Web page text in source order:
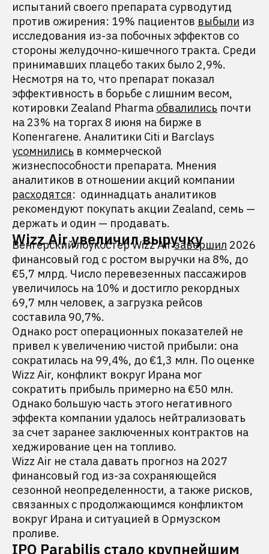
испытаний своего препарата сурводутид
против ожирения: 19% пациентов выбыли из
исследования из-за побочных эффектов со
стороны желудочно-кишечного тракта. Среди
принимавших плацебо таких было 2,9%.
Несмотря на то, что препарат показал
эффективность в борьбе с лишним весом,
котировки Zealand Pharma обвалились почти
на 23% на торгах 8 июня на бирже в
Копенгагене. Аналитики Citi и Barclays
усомнились в коммерческой
жизнеспособности препарата. Мнения
аналитиков в отношении акций компании
расходятся: одиннадцать аналитиков
рекомендуют покупать акции Zealand, семь —
держать и один — продавать.
Wizz Air увеличил выручку
Венгерский лоукостер Wizz Airзавершил 2026
финансовый год с ростом выручки на 8%, до
€5,7 млрд. Число перевезенных пассажиров
увеличилось на 10% и достигло рекордных
69,7 млн человек, а загрузка рейсов
составила 90,7%.
Однако рост операционных показателей не
привел к увеличению чистой прибыли: она
сократилась на 99,4%, до €1,3 млн. По оценке
Wizz Air, конфликт вокруг Ирана мог
сократить прибыль примерно на €50 млн.
Однако большую часть этого негативного
эффекта компании удалось нейтрализовать
за счет заранее заключенных контрактов на
хеджирование цен на топливо.
Wizz Air не стала давать прогноз на 2027
финансовый год из-за сохраняющейся
сезонной неопределенности, а также рисков,
связанных с продолжающимся конфликтом
вокруг Ирана и ситуацией в Ормузском
проливе.
IPO Parabilis стало крупнейшим